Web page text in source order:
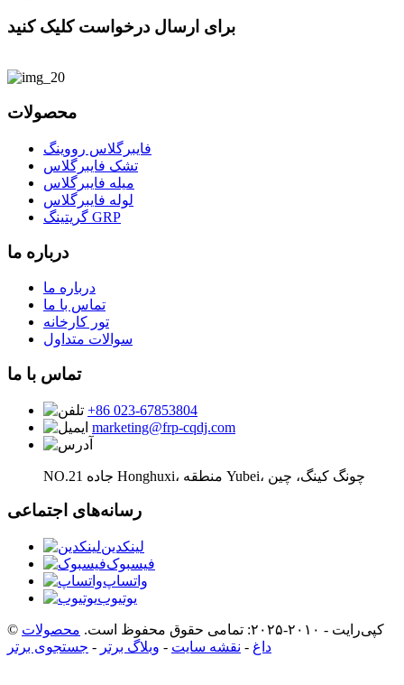
برای ارسال درخواست کلیک کنید
محصولات
فایبرگلاس رووینگ
تشک فایبرگلاس
میله فایبرگلاس
لوله فایبرگلاس
گریتینگ GRP
درباره ما
درباره ما
تماس با ما
تور کارخانه
سوالات متداول
تماس با ما
‎+86 023-67853804‎
marketing@frp-cqdj.com
NO.21 جاده Honghuxi، منطقه Yubei، چونگ کینگ، چین
رسانه‌های اجتماعی
لینکدین
فیسبوک
واتساپ
یوتیوب
© کپی‌رایت - ۲۰۱۰-۲۰۲۵: تمامی حقوق محفوظ است.
محصولات
داغ - نقشه سایت - وبلاگ برتر - جستجوی برتر